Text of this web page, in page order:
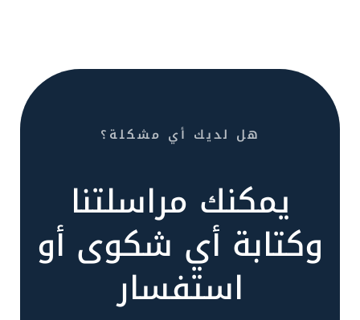
هل لديك أي مشكلة؟
يمكنك مراسلتنا
وكتابة أي شكوى أو
استفسار